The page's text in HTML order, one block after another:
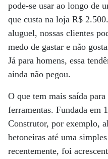
pode-se usar ao longo de
que custa na loja R$
aluguel, nossas clientes
medo de gastar e não
Já para homens, essa
ainda não pegou.
O que tem mais saída
ferramentas. Fundada em
Construtor, por exemplo,
betoneiras até uma
recentemente, foi